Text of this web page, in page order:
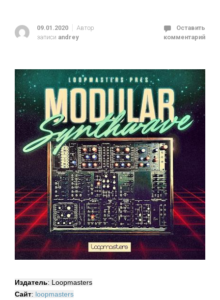
09.01.2020
Автор
записи andrey
Оставить
комментарий
Издатель: Loopmasters
Сайт: loopmasters